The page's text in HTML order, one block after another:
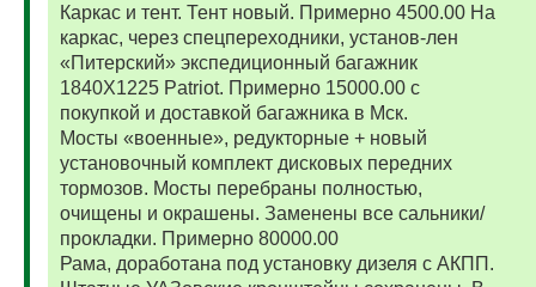
Каркас и тент. Тент новый. Примерно 4500.00 На
каркас, через спецпереходники, установ-лен
«Питерский» экспедиционный багажник
1840Х1225 Patriot. Примерно 15000.00 с
покупкой и доставкой багажника в Мск.
Мосты «военные», редукторные + новый
установочный комплект дисковых передних
тормозов. Мосты перебраны полностью,
очищены и окрашены. Заменены все сальники/
прокладки. Примерно 80000.00
Рама, доработана под установку дизеля с АКПП.